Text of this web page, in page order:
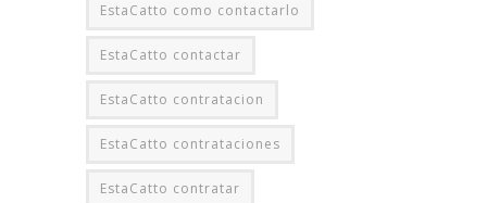
EstaCatto como contactarlo
EstaCatto contactar
EstaCatto contratacion
EstaCatto contrataciones
EstaCatto contratar